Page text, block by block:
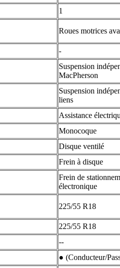
1
Roues motrices
-
Suspension
MacPherson
Suspension
liens
Assistance
Monocoque
Disque ventilé
Frein à disque
Frein de
électronique
225/55 R18
225/55 R18
--
● (Conducteur/